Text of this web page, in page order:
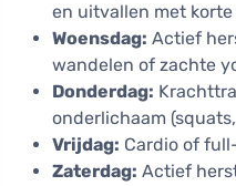
en uitvallen met korte
Woensdag: Actief
wandelen of zachte
Donderdag:
onderlichaam
Vrijdag: Cardio of
Zaterdag: Actief